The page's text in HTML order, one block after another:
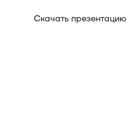
Скачать презентацию